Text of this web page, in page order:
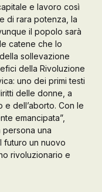
un account
e lavoro così
di rara potenza, la
il popolo sarà
catene che lo
sollevazione
della Rivoluzione
uno dei primi testi
delle donne, a
dell’aborto. Con le
emancipata”,
persona una
futuro un nuovo
rivoluzionario e